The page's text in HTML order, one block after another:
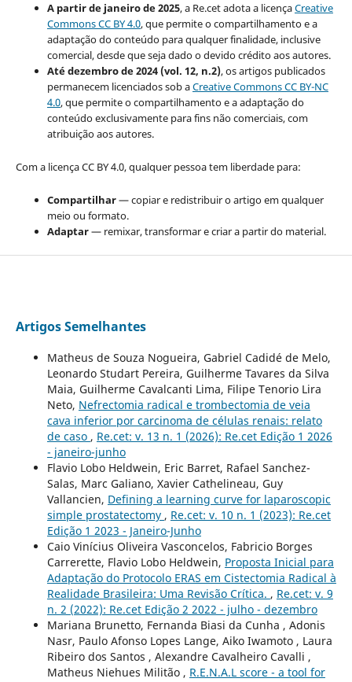
A partir de janeiro de 2025, a Re.cet adota a licençaCreative
Commons CC BY 4.0, que permite o compartilhamento e a
adaptação do conteúdo para qualquer finalidade, inclusive
comercial, desde que seja dado o devido crédito aos autores.
Até dezembro de 2024 (vol. 12, n.2), os artigos publicados
permanecem licenciados sob aCreative Commons CC BY-NC
4.0, que permite o compartilhamento e a adaptação do
conteúdo exclusivamente para fins não comerciais, com
atribuição aos autores.
Com a licença CC BY 4.0, qualquer pessoa tem liberdade para:
Compartilhar— copiar e redistribuir o artigo em qualquer
meio ou formato.
Adaptar— remixar, transformar e criar a partir do material.
Artigos Semelhantes
Matheus de Souza Nogueira, Gabriel Cadidé de Melo,
Leonardo Studart Pereira, Guilherme Tavares da Silva
Maia, Guilherme Cavalcanti Lima, Filipe Tenorio Lira
Neto, Nefrectomia radical e trombectomia de veia
cava inferior por carcinoma de células renais: relato
de caso , Re.cet: v. 13 n. 1 (2026): Re.cet Edição 1 2026
- janeiro-junho
Flavio Lobo Heldwein, Eric Barret, Rafael Sanchez-
Salas, Marc Galiano, Xavier Cathelineau, Guy
Vallancien, Defining a learning curve for laparoscopic
simple prostatectomy , Re.cet: v. 10 n. 1 (2023): Re.cet
Edição 1 2023 - Janeiro-Junho
Caio Vinícius Oliveira Vasconcelos, Fabricio Borges
Carrerette, Flavio Lobo Heldwein, Proposta Inicial para
Adaptação do Protocolo ERAS em Cistectomia Radical à
Realidade Brasileira: Uma Revisão Crítica. , Re.cet: v. 9
n. 2 (2022): Re.cet Edição 2 2022 - julho - dezembro
Mariana Brunetto, Fernanda Biasi da Cunha , Adonis
Nasr, Paulo Afonso Lopes Lange, Aiko Iwamoto , Laura
Ribeiro dos Santos , Alexandre Cavalheiro Cavalli ,
Matheus Niehues Militão , R.E.N.A.L score - a tool for